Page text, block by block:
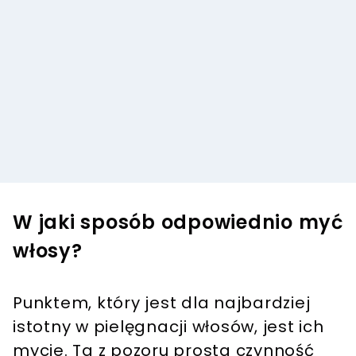
W jaki sposób odpowiednio myć
włosy?
Punktem, który jest dla najbardziej
istotny w pielęgnacji włosów, jest ich
mycie. Ta z pozoru prosta czynność